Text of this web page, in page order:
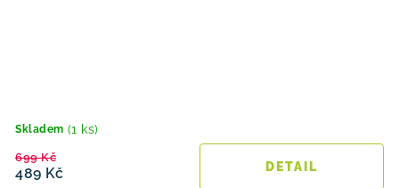
Skladem (1 ks)
489 Kč
699 Kč